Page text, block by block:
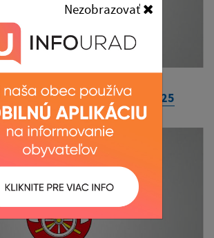
Nezobrazovať
účtu obce Ozdín za rok 2025